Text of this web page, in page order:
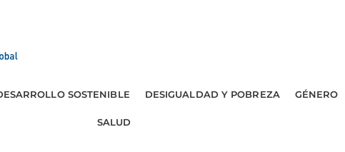
SOSTENIBLE DESIGUALDAD Y POBREZA GÉNERO
SALUD